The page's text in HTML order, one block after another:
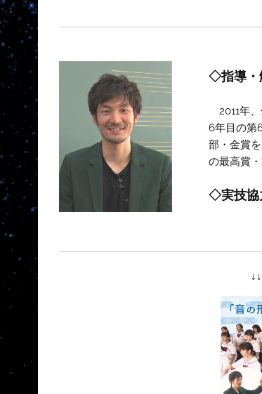
◇指導・
2011年
6年目の第
部・金賞
の最高賞
◇実技協